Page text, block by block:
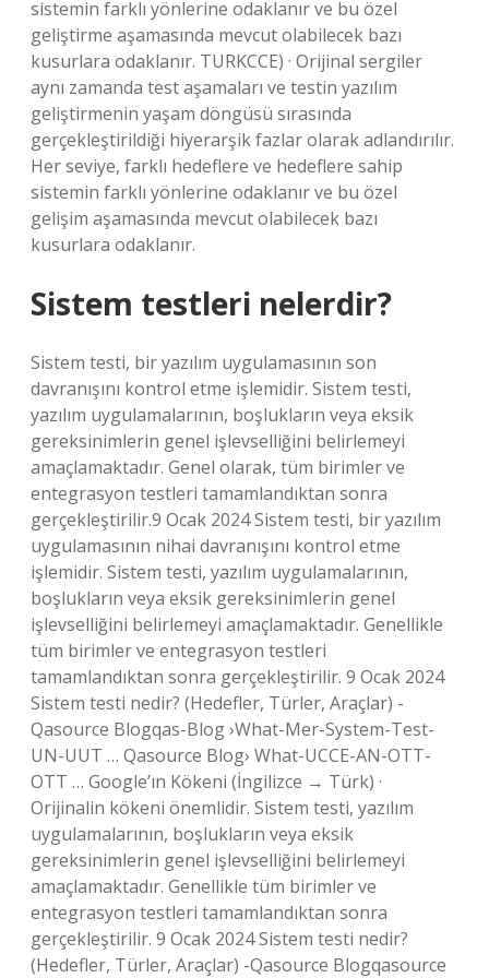
sistemin farklı yönlerine odaklanır ve bu özel
geliştirme aşamasında mevcut olabilecek bazı
kusurlara odaklanır. TURKCCE) · Orijinal sergiler
aynı zamanda test aşamaları ve testin yazılım
geliştirmenin yaşam döngüsü sırasında
gerçekleştirildiği hiyerarşik fazlar olarak adlandırılır.
Her seviye, farklı hedeflere ve hedeflere sahip
sistemin farklı yönlerine odaklanır ve bu özel
gelişim aşamasında mevcut olabilecek bazı
kusurlara odaklanır.
Sistem testleri nelerdir?
Sistem testi, bir yazılım uygulamasının son
davranışını kontrol etme işlemidir. Sistem testi,
yazılım uygulamalarının, boşlukların veya eksik
gereksinimlerin genel işlevselliğini belirlemeyi
amaçlamaktadır. Genel olarak, tüm birimler ve
entegrasyon testleri tamamlandıktan sonra
gerçekleştirilir.9 Ocak 2024 Sistem testi, bir yazılım
uygulamasının nihai davranışını kontrol etme
işlemidir. Sistem testi, yazılım uygulamalarının,
boşlukların veya eksik gereksinimlerin genel
işlevselliğini belirlemeyi amaçlamaktadır. Genellikle
tüm birimler ve entegrasyon testleri
tamamlandıktan sonra gerçekleştirilir. 9 Ocak 2024
Sistem testi nedir? (Hedefler, Türler, Araçlar) -
Qasource Blogqas-Blog ›What-Mer-System-Test-
UN-UUT … Qasource Blog› What-UCCE-AN-OTT-
OTT … Google’ın Kökeni (İngilizce → Türk) ·
Orijinalin kökeni önemlidir. Sistem testi, yazılım
uygulamalarının, boşlukların veya eksik
gereksinimlerin genel işlevselliğini belirlemeyi
amaçlamaktadır. Genellikle tüm birimler ve
entegrasyon testleri tamamlandıktan sonra
gerçekleştirilir. 9 Ocak 2024 Sistem testi nedir?
(Hedefler, Türler, Araçlar) -Qasource Blogqasource